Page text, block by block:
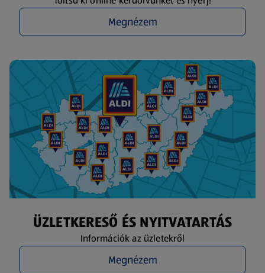
Megnézem
ÜZLETKERESŐ ÉS NYITVATARTÁS
Információk az üzletekről
Megnézem